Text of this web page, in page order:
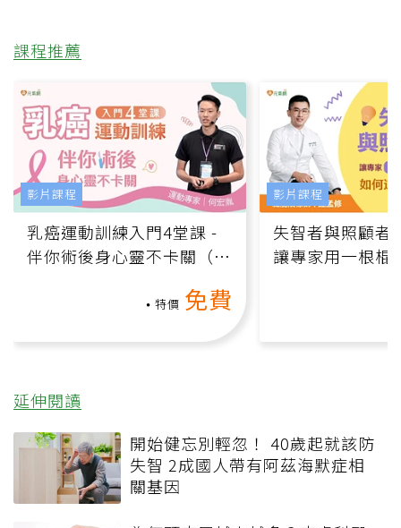
課程推薦
乳癌運動訓練入門4堂課 -
伴你術後身心靈不卡關（線
特價 免費
影片課程
失智者與照顧者
讓專家用一根棍
影片課程
延伸閱讀
開始健忘別輕忽！ 40歲起就該防
失智 2成國人帶有阿茲海默症相
關基因